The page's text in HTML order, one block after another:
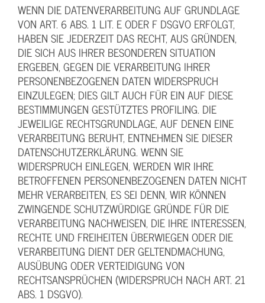
WENN DIE DATENVERARBEITUNG AUF GRUNDLAGE
VON ART. 6 ABS. 1 LIT. E ODER F DSGVO ERFOLGT,
HABEN SIE JEDERZEIT DAS RECHT, AUS GRÜNDEN,
DIE SICH AUS IHRER BESONDEREN SITUATION
ERGEBEN, GEGEN DIE VERARBEITUNG IHRER
PERSONENBEZOGENEN DATEN WIDERSPRUCH
EINZULEGEN; DIES GILT AUCH FÜR EIN AUF DIESE
BESTIMMUNGEN GESTÜTZTES PROFILING. DIE
JEWEILIGE RECHTSGRUNDLAGE, AUF DENEN EINE
VERARBEITUNG BERUHT, ENTNEHMEN SIE DIESER
DATENSCHUTZERKLÄRUNG. WENN SIE
WIDERSPRUCH EINLEGEN, WERDEN WIR IHRE
BETROFFENEN PERSONENBEZOGENEN DATEN NICHT
MEHR VERARBEITEN, ES SEI DENN, WIR KÖNNEN
ZWINGENDE SCHUTZWÜRDIGE GRÜNDE FÜR DIE
VERARBEITUNG NACHWEISEN, DIE IHRE INTERESSEN,
RECHTE UND FREIHEITEN ÜBERWIEGEN ODER DIE
VERARBEITUNG DIENT DER GELTENDMACHUNG,
AUSÜBUNG ODER VERTEIDIGUNG VON
RECHTSANSPRÜCHEN (WIDERSPRUCH NACH ART. 21
ABS. 1 DSGVO).